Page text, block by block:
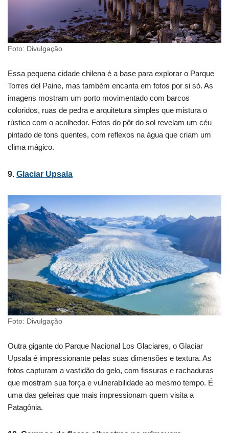
Foto: Divulgação
Essa pequena cidade chilena é a base para explorar o Parque
Torres del Paine, mas também encanta em fotos por si só. As
imagens mostram um porto movimentado com barcos
coloridos, ruas de pedra e arquitetura simples que mistura o
rústico com o acolhedor. Fotos do pôr do sol revelam um céu
pintado de tons quentes, com reflexos na água que criam um
clima mágico.
9. Glaciar Upsala
Foto: Divulgação
Outra gigante do Parque Nacional Los Glaciares, o Glaciar
Upsala é impressionante pelas suas dimensões e textura. As
fotos capturam a vastidão do gelo, com fissuras e rachaduras
que mostram sua força e vulnerabilidade ao mesmo tempo. É
uma das geleiras que mais impressionam quem visita a
Patagônia.